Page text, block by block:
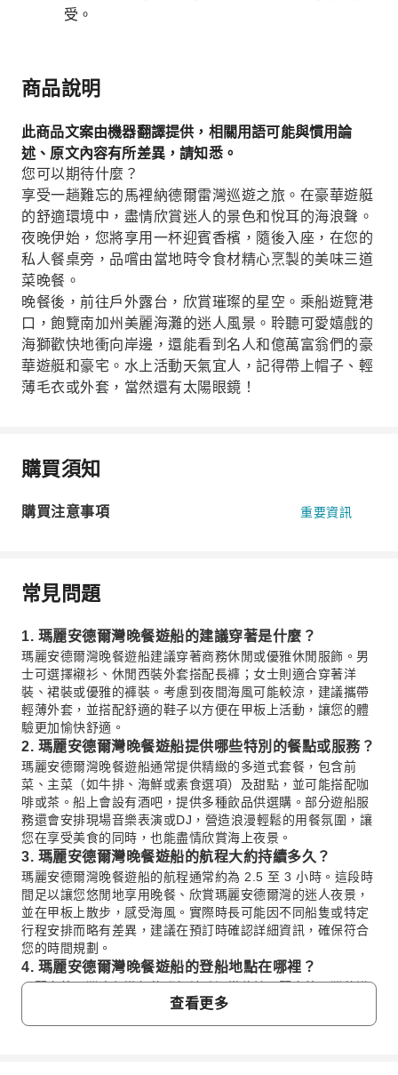
受。
商品說明
此商品文案由機器翻譯提供，相關用語可能與慣用論
述、原文內容有所差異，請知悉。
您可以期待什麼？
享受一趟難忘的馬裡納德爾雷灣巡遊之旅。在豪華遊艇
的舒適環境中，盡情欣賞迷人的景色和悅耳的海浪聲。
夜晚伊始，您將享用一杯迎賓香檳，隨後入座，在您的
私人餐桌旁，品嚐由當地時令食材精心烹製的美味三道
菜晚餐。
晚餐後，前往戶外露台，欣賞璀璨的星空。乘船遊覽港
口，飽覽南加州美麗海灘的迷人風景。聆聽可愛嬉戲的
海獅歡快地衝向岸邊，還能看到名人和億萬富翁們的豪
華遊艇和豪宅。水上活動天氣宜人，記得帶上帽子、輕
薄毛衣或外套，當然還有太陽眼鏡！
購買須知
購買注意事項 重要資訊
常見問題
1. 瑪麗安德爾灣晚餐遊船的建議穿著是什麼？
瑪麗安德爾灣晚餐遊船建議穿著商務休閒或優雅休閒服飾。男
士可選擇襯衫、休閒西裝外套搭配長褲；女士則適合穿著洋
裝、裙裝或優雅的褲裝。考慮到夜間海風可能較涼，建議攜帶
輕薄外套，並搭配舒適的鞋子以方便在甲板上活動，讓您的體
驗更加愉快舒適。
2. 瑪麗安德爾灣晚餐遊船提供哪些特別的餐點或服務？
瑪麗安德爾灣晚餐遊船通常提供精緻的多道式套餐，包含前
菜、主菜（如牛排、海鮮或素食選項）及甜點，並可能搭配咖
啡或茶。船上會設有酒吧，提供多種飲品供選購。部分遊船服
務還會安排現場音樂表演或DJ，營造浪漫輕鬆的用餐氛圍，讓
您在享受美食的同時，也能盡情欣賞海上夜景。
3. 瑪麗安德爾灣晚餐遊船的航程大約持續多久？
瑪麗安德爾灣晚餐遊船的航程通常約為 2.5 至 3 小時。這段時
間足以讓您悠閒地享用晚餐、欣賞瑪麗安德爾灣的迷人夜景，
並在甲板上散步，感受海風。實際時長可能因不同船隻或特定
行程安排而略有差異，建議在預訂時確認詳細資訊，確保符合
您的時間規劃。
4. 瑪麗安德爾灣晚餐遊船的登船地點在哪裡？
瑪麗安德爾灣晚餐遊船的登船地點通常位於瑪麗安德爾灣的港
口區域。具體的碼頭和地址會根據您預訂的遊船公司而有所不
同。建議您在出發前仔細查閱預訂確認單上的登船指示，確認
查看更多